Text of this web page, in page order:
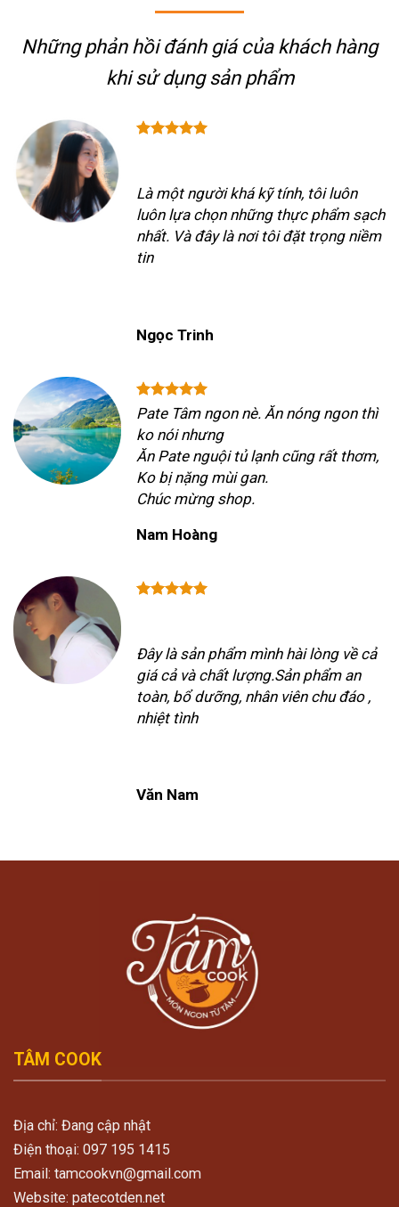
Những phản hồi đánh giá của khách hàng
khi sử dụng sản phẩm
Là một người khá kỹ tính, tôi luôn
luôn lựa chọn những thực phẩm sạch
nhất. Và đây là nơi tôi đặt trọng niềm
tin
Ngọc Trinh
Pate Tâm ngon nè. Ăn nóng ngon thì
ko nói nhưng
Ăn Pate nguội tủ lạnh cũng rất thơm,
Ko bị nặng mùi gan.
Chúc mừng shop.
Nam Hoàng
Đây là sản phẩm mình hài lòng về cả
giá cả và chất lượng.Sản phẩm an
toàn, bổ dưỡng, nhân viên chu đáo ,
nhiệt tình
Văn Nam
TÂM COOK
Địa chỉ: Đang cập nhật
Điện thoại: 097 195 1415
Email: tamcookvn@gmail.com
Website: patecotden.net